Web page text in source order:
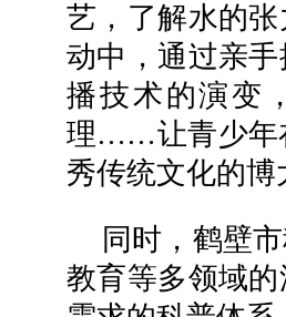
艺，了解水的
动中，通过亲
播技术的演变
理……让青少年
秀传统文化的博
同时，鹤壁
教育等多领域